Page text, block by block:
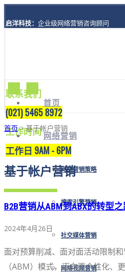
启洋科技： 企业级网络营销咨询顾问
联系我们
(021) 5465 8972
工作时间
工作日 9AM - 6PM
首页
网络营销
网络营销策略
搜索引擎营销
社交媒体营销
网络视频营销
首页> 基于帐户营销
基于帐户营销
B2B营销从ABM到ABX的转型
2024年4月26日
面对预算削减、面对面活动限制
（ABM）模式，迈向更个性化